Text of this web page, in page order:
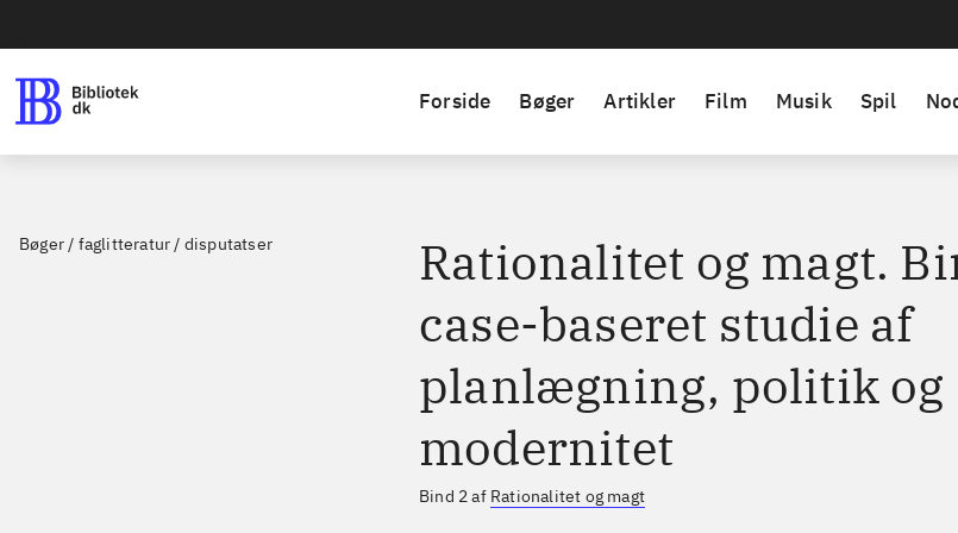
Forside Bøger Artikler Film Musik Spil
Bøger / faglitteratur / disputatser
Rationalitet og magt.
case-baseret studie af
planlægning, politik og
modernitet
Bind 2 af Rationalitet og magt